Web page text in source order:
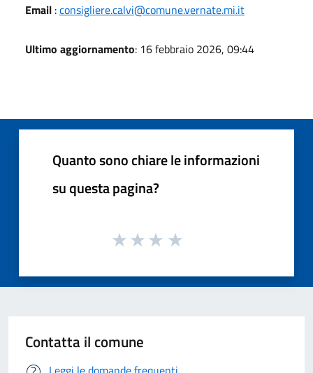
Email :consigliere.calvi@comune.vernate.mi.it
Ultimo aggiornamento: 16 febbraio 2026, 09:44
Quanto sono chiare le informazioni
su questa pagina?
Contatta il comune